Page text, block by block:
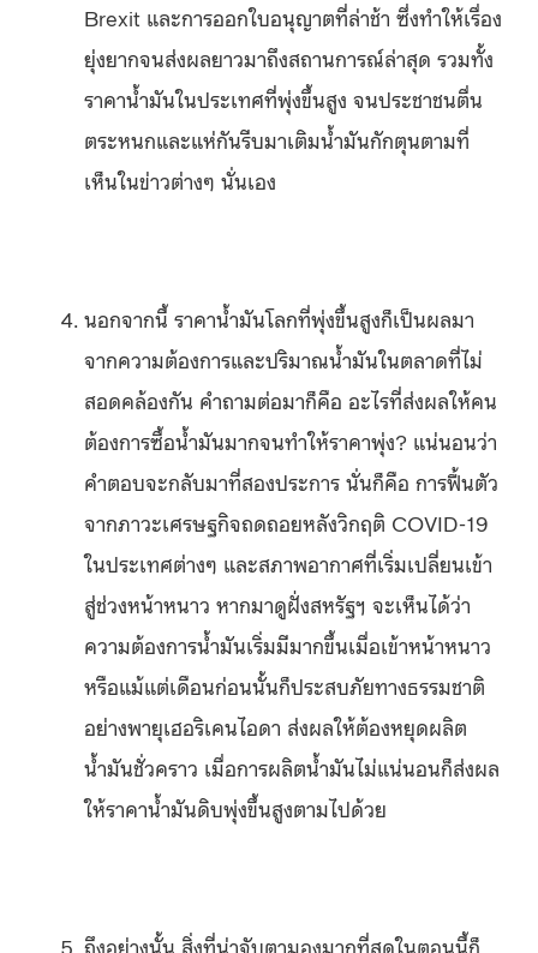
Brexit และการออกใบอนุญาตที่ล่าช้า ซึ่งทำให้เรื่อง
ยุ่งยากจนส่งผลยาวมาถึงสถานการณ์ล่าสุด รวมทั้ง
ราคาน้ำมันในประเทศที่พุ่งขึ้นสูง จนประชาชนตื่น
ตระหนกและแห่กันรีบมาเติมน้ำมันกักตุนตามที่
เห็นในข่าวต่างๆ นั่นเอง
นอกจากนี้ ราคาน้ำมันโลกที่พุ่งขึ้นสูงก็เป็นผลมา
จากความต้องการและปริมาณน้ำมันในตลาดที่ไม่
สอดคล้องกัน คำถามต่อมาก็คือ อะไรที่ส่งผลให้คน
ต้องการซื้อน้ำมันมากจนทำให้ราคาพุ่ง? แน่นอนว่า
คำตอบจะกลับมาที่สองประการ นั่นก็คือ การฟื้นตัว
จากภาวะเศรษฐกิจถดถอยหลังวิกฤติ COVID-19
ในประเทศต่างๆ และสภาพอากาศที่เริ่มเปลี่ยนเข้า
สู่ช่วงหน้าหนาว หากมาดูฝั่งสหรัฐฯ จะเห็นได้ว่า
ความต้องการน้ำมันเริ่มมีมากขึ้นเมื่อเข้าหน้าหนาว
หรือแม้แต่เดือนก่อนนั้นก็ประสบภัยทางธรรมชาติ
อย่างพายุเฮอริเคนไอดา ส่งผลให้ต้องหยุดผลิต
น้ำมันชั่วคราว เมื่อการผลิตน้ำมันไม่แน่นอนก็ส่งผล
ให้ราคาน้ำมันดิบพุ่งขึ้นสูงตามไปด้วย
ถึงอย่างนั้น สิ่งที่น่าจับตามองมากที่สุดในตอนนี้ก็